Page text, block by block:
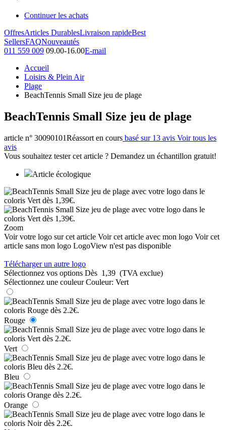
Continuer les achats
OffresArticles DurablesLivraison rapideBest
SellersFAQNouveautés
011 559 009 09.00-16.00E-mail
Accueil
Loisirs & Plein Air
Plage
BeachTennis Small Size jeu de plage
BeachTennis Small Size jeu de plage
article n° 30090101Réassort en cours basé sur 13 avis Voir tous les
avis
Vous souhaitez tester cet article ? Demandez un échantillon gratuit!
Article écologique
Zoom
Voir votre logo sur cet article Voir cet article avec mon logo Voir cet
article sans mon logo LogoView n'est pas disponible
Télécharger un autre logo
Sélectionnez vos options Dès 1,39 (TVA exclue)
Sélectionnez une couleur Couleur: Vert
Rouge
Vert
Bleu
Orange